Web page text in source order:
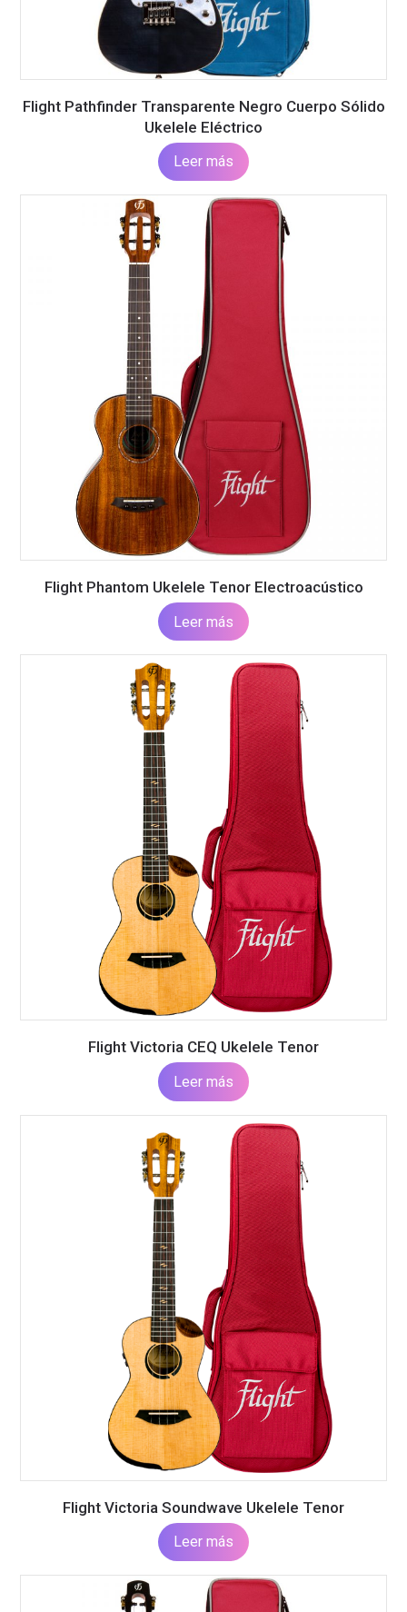
Flight Pathfinder Transparente Negro Cuerpo Sólido
Ukelele Eléctrico
Leer más
Flight Phantom Ukelele Tenor Electroacústico
Leer más
Flight Victoria CEQ Ukelele Tenor
Leer más
Flight Victoria Soundwave Ukelele Tenor
Leer más